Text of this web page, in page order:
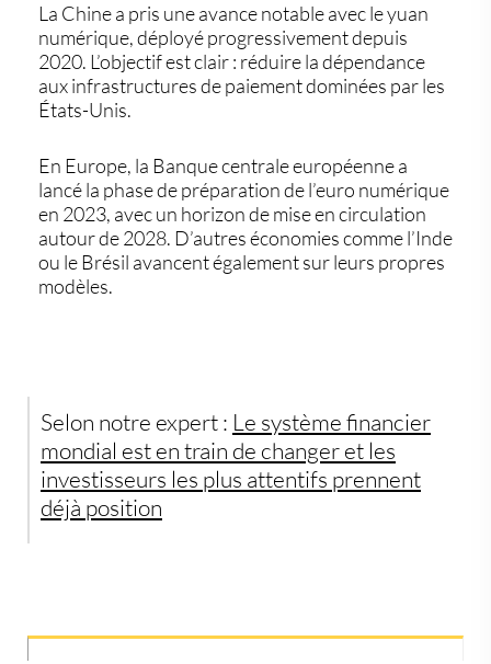
La Chine a pris une avance notable avec le yuan
numérique, déployé progressivement depuis
2020. L’objectif est clair : réduire la dépendance
aux infrastructures de paiement dominées par les
États-Unis.
En Europe, la Banque centrale européennea
lancé la phase de préparation de l’euro numérique
en 2023, avec un horizon de mise en circulation
autour de 2028. D’autres économies comme l’Inde
ou le Brésil avancent également sur leurs propres
modèles.
Selon notre expert : Le système financier
mondial est en train de changer et les
investisseurs les plus attentifs prennent
déjà position